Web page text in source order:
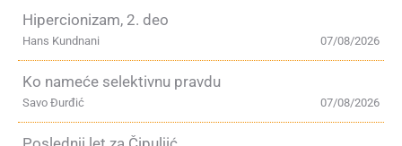
Hipercionizam, 2. deo
07/08/2026
Hans Kundnani
Ko nameće selektivnu pravdu
07/08/2026
Savo Đurđić